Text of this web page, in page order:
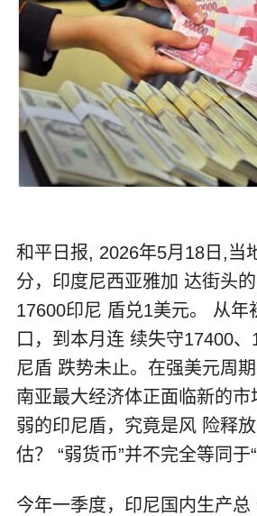
和平日报, 2026年5月18日,当
分，印度尼西亚雅加 达街头
17600印尼 盾兑1美元。 从年
口，到本月连 续失守17400
尼盾 跌势未止。在强美元周
南亚最大经济体正面临新的
弱的印尼盾，究竟是风 险释
估？ “弱货币”并不完全等同于“
今年一季度，印尼国内生产